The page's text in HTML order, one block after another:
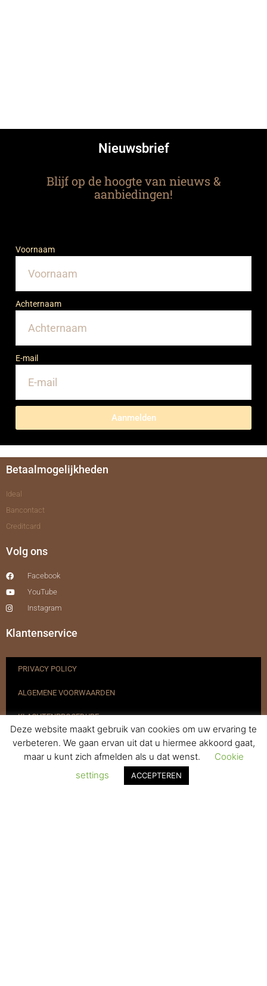
Nieuwsbrief
Blijf op de hoogte van nieuws &
aanbiedingen!
Voornaam
Achternaam
E-mail
Aanmelden
Betaalmogelijkheden
Ideal
Bancontact
Creditcard
Volg ons
Facebook
YouTube
Instagram
Klantenservice
PRIVACY POLICY
ALGEMENE VOORWAARDEN
KLACHTENPROCEDURE
VERZENDEN & RETOURNEREN
Deze website maakt gebruik van cookies om uw ervaring te
verbeteren. We gaan ervan uit dat u hiermee akkoord gaat,
maar u kunt zich afmelden als u dat wenst.
Cookie
settings
ACCEPTEREN